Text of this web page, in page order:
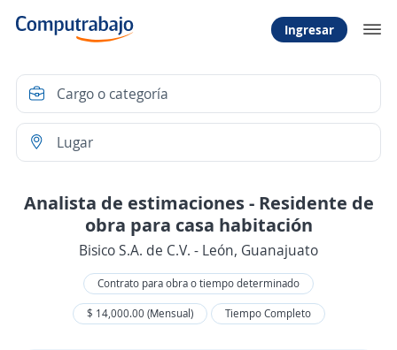
Ingresar
Analista de estimaciones - Residente de
obra para casa habitación
Bisico S.A. de C.V. - León, Guanajuato
Contrato para obra o tiempo determinado
$ 14,000.00 (Mensual)
Tiempo Completo